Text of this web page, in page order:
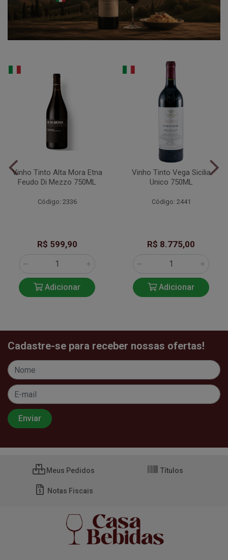
Vinho Tinto Alta Mora Etna
Feudo Di Mezzo 750ML
Código: 2336
R$ 599,90
Adicionar
Vinho Tinto Vega Sicilia
Unico 750ML
Código: 2441
R$ 8.775,00
Adicionar
Cadastre-se para receber nossas ofertas!
Meus Pedidos Títulos
Notas Fiscais